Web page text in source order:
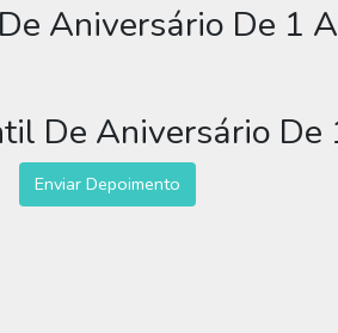
Aniversário De 1
De Aniversário De
Enviar Depoimento